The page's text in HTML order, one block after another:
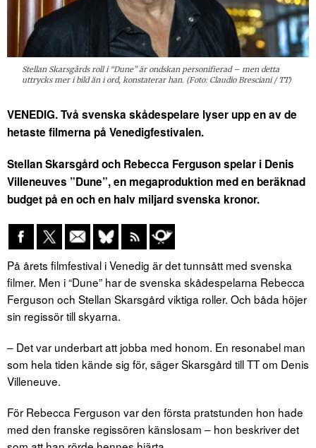
Stellan Skarsgårds roll i “Dune” är ondskan personifierad – men detta
uttrycks mer i bild än i ord, konstaterar han. (Foto: Claudio Bresciani / TT)
VENEDIG. Två svenska skådespelare lyser upp en av de
hetaste filmerna på Venedigfestivalen.
Stellan Skarsgård och Rebecca Ferguson spelar i Denis
Villeneuves ”Dune”, en megaproduktion med en beräknad
budget på en och en halv miljard svenska kronor.
På årets filmfestival i Venedig är det tunnsått med svenska
filmer. Men i “Dune” har de svenska skådespelarna Rebecca
Ferguson och Stellan Skarsgård viktiga roller. Och båda höjer
sin regissör till skyarna.
– Det var underbart att jobba med honom. En resonabel man
som hela tiden kände sig för, säger Skarsgård till TT om Denis
Villeneuve.
För Rebecca Ferguson var den första pratstunden hon hade
med den franske regissören känslosam – hon beskriver det